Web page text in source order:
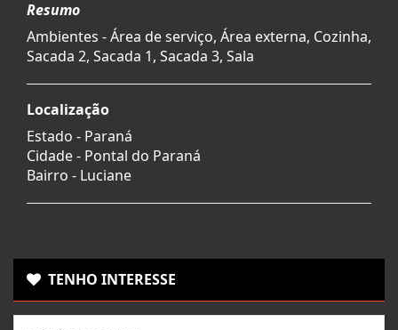
Resumo
Ambientes - Área de serviço, Área externa, Cozinha,
Sacada 2, Sacada 1, Sacada 3, Sala
Localização
Estado - Paraná
Cidade - Pontal do Paraná
Bairro - Luciane
TENHO INTERESSE